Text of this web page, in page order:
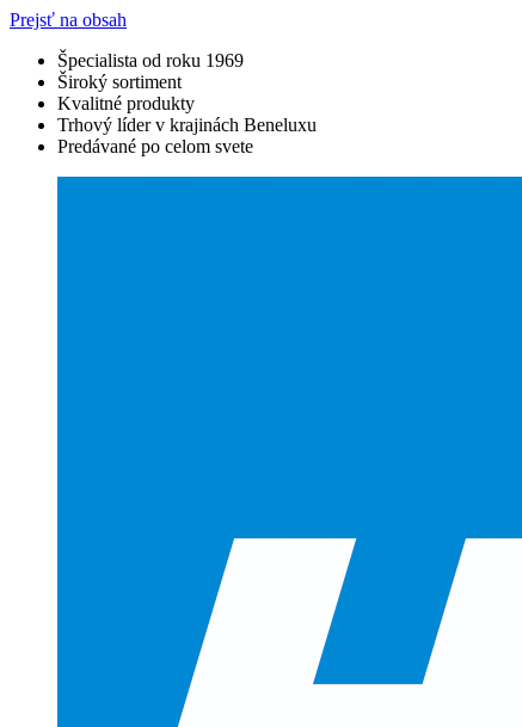
Prejsť na obsah
Špecialista od roku 1969
Široký sortiment
Kvalitné produkty
Trhový líder v krajinách Beneluxu
Predávané po celom svete